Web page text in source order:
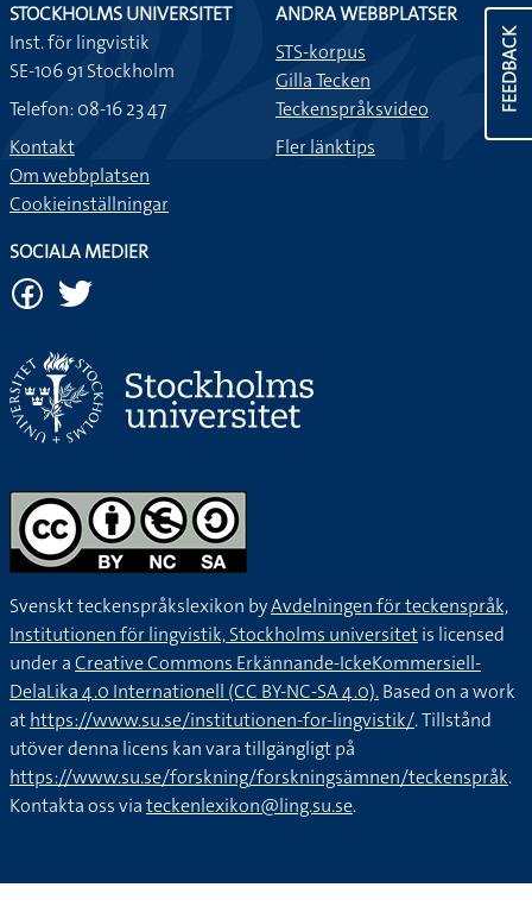
FEEDBACK
STOCKHOLMS UNIVERSITET
Inst. för lingvistik
SE-106 91 Stockholm
Telefon: 08-16 23 47
Kontakt
Om webbplatsen
Cookieinställningar
ANDRA WEBBPLATSER
STS-korpus
Gilla Tecken
Teckenspråksvideo
Fler länktips
SOCIALA MEDIER
Svenskt teckenspråkslexikon byAvdelningen för teckenspråk,
Institutionen för lingvistik, Stockholms universitetis licensed
under aCreative Commons Erkännande-IckeKommersiell-
DelaLika 4.0 Internationell (CC BY-NC-SA 4.0).Based on a work
athttps://www.su.se/institutionen-for-lingvistik/. Tillstånd
utöver denna licens kan vara tillgängligt på
https://www.su.se/forskning/forskningsämnen/teckenspråk.
Kontakta oss viateckenlexikon@ling.su.se.